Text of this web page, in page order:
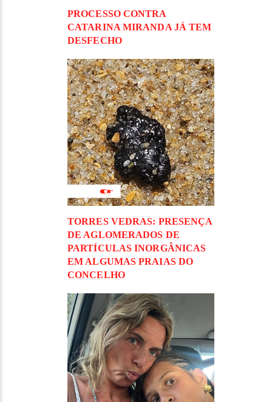
PROCESSO CONTRA
CATARINA MIRANDA JÁ TEM
DESFECHO
TORRES VEDRAS: PRESENÇA
DE AGLOMERADOS DE
PARTÍCULAS INORGÂNICAS
EM ALGUMAS PRAIAS DO
CONCELHO